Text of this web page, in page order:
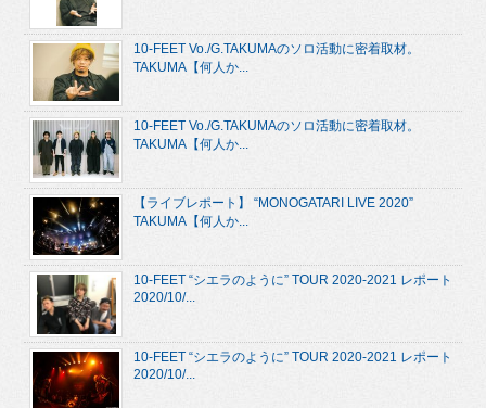
10-FEET Vo./G.TAKUMAのソロ活動に密着取材。
TAKUMA【何人か...
10-FEET Vo./G.TAKUMAのソロ活動に密着取材。
TAKUMA【何人か...
【ライブレポート】 “MONOGATARI LIVE 2020”
TAKUMA【何人か...
10-FEET “シエラのように” TOUR 2020-2021 レポート
2020/10/...
10-FEET “シエラのように” TOUR 2020-2021 レポート
2020/10/...